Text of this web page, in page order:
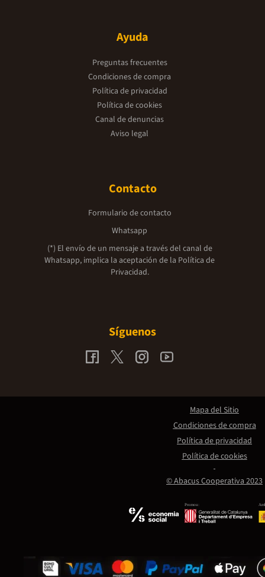
Ayuda
Preguntas frecuentes
Condiciones de compra
Política de privacidad
Política de cookies
Canal de denuncias
Aviso legal
Contacto
Formulario de contacto
Whatsapp
(*) El envío de un mensaje a través del canal de
Whatsapp, implica la aceptación de la Política de
Privacidad.
Síguenos
Promou:
© Abacus Cooperativa 2023
Mapa del Sitio
Condiciones de compra
Política de privacidad
Política de cookies